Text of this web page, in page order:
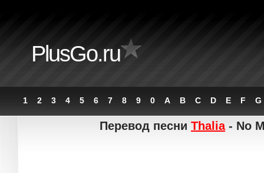
PlusGo.ru
1 2 3 4 5 6 7 8 9 0 A B C D E F G
Перевод песни Thalia- No